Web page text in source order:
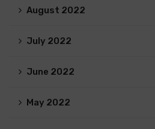
August 2022
July 2022
June 2022
May 2022